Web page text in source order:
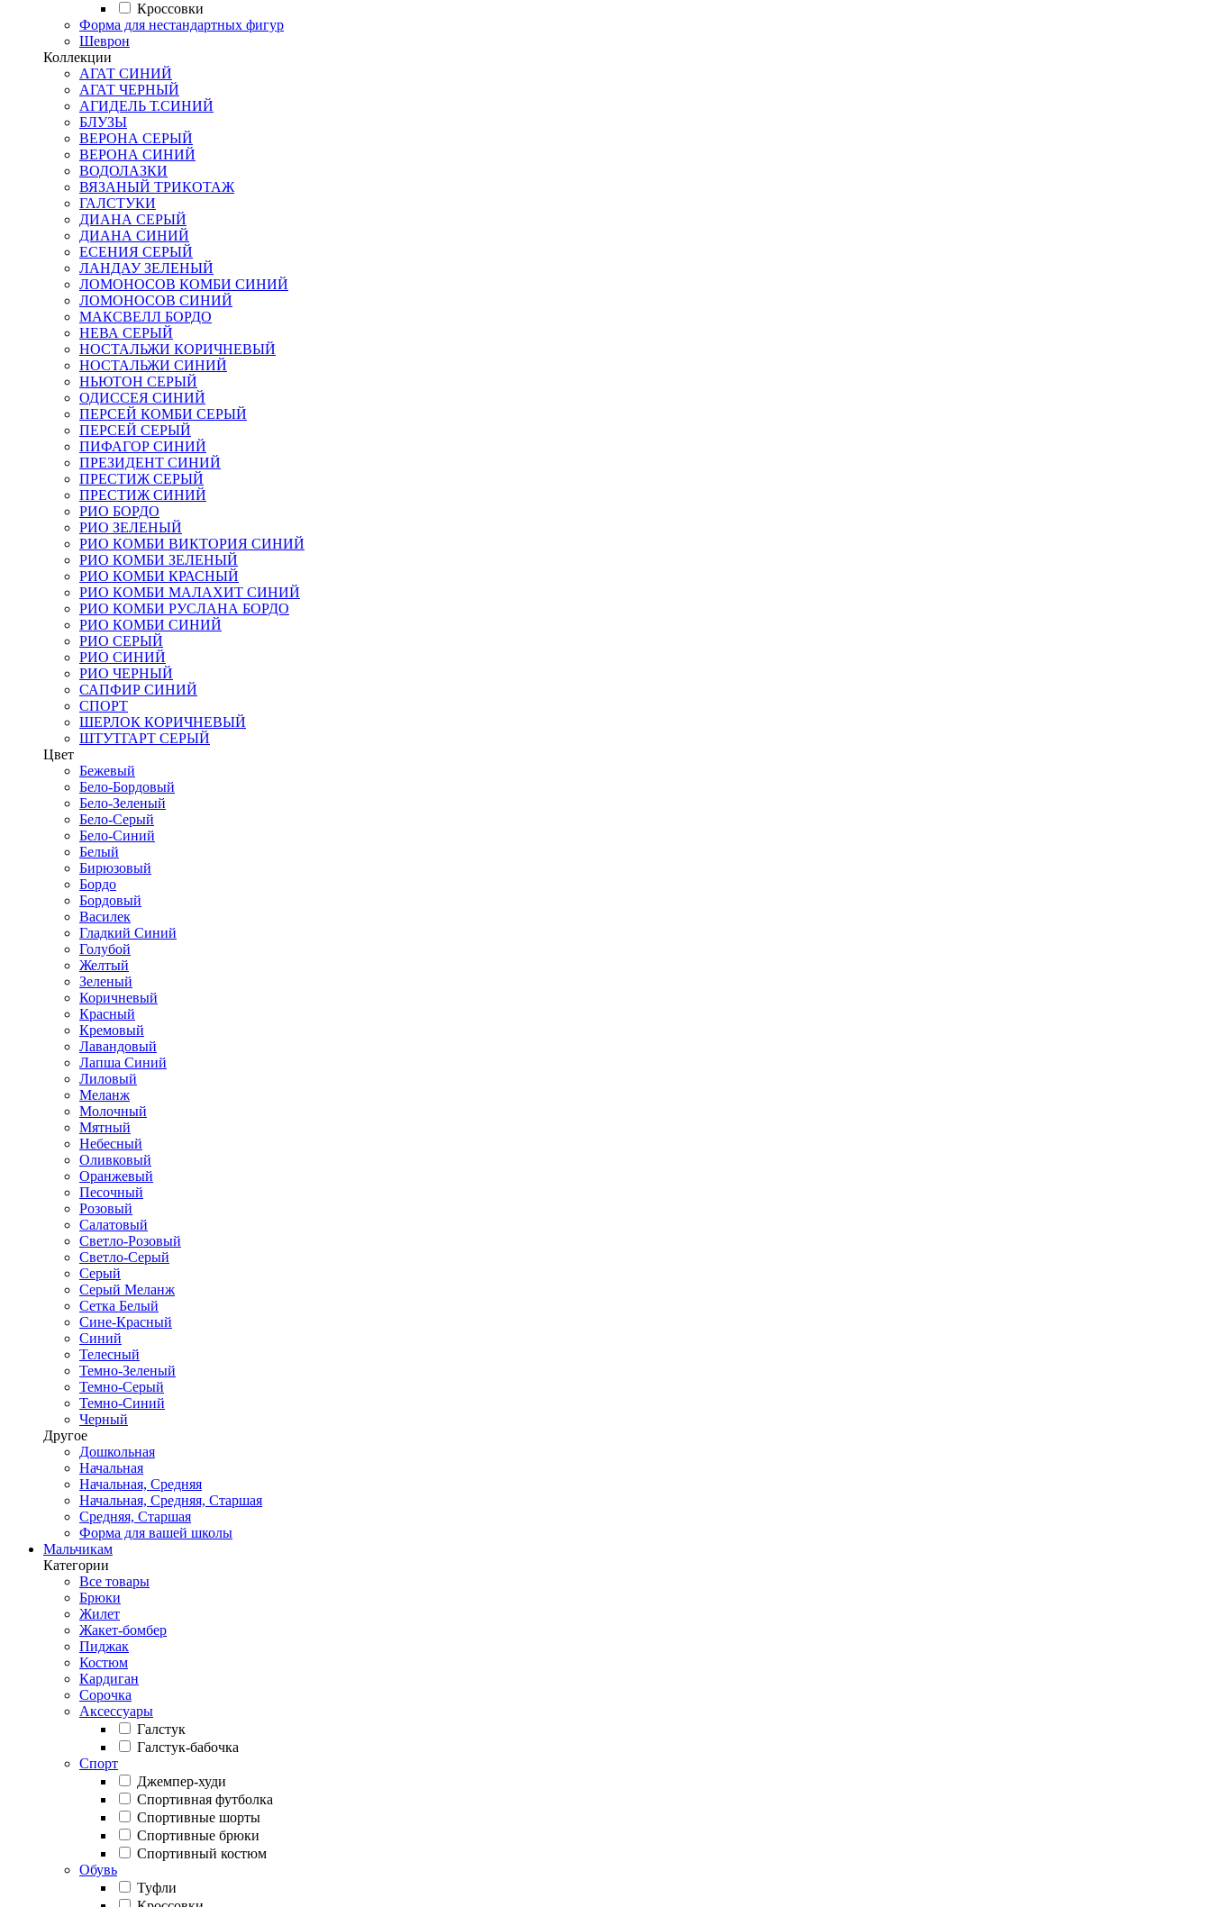
Кроссовки
Форма для нестандартных фигур
Шеврон
Коллекции
АГАТ СИНИЙ
АГАТ ЧЕРНЫЙ
АГИДЕЛЬ Т.СИНИЙ
БЛУЗЫ
ВЕРОНА СЕРЫЙ
ВЕРОНА СИНИЙ
ВОДОЛАЗКИ
ВЯЗАНЫЙ ТРИКОТАЖ
ГАЛСТУКИ
ДИАНА СЕРЫЙ
ДИАНА СИНИЙ
ЕСЕНИЯ СЕРЫЙ
ЛАНДАУ ЗЕЛЕНЫЙ
ЛОМОНОСОВ КОМБИ СИНИЙ
ЛОМОНОСОВ СИНИЙ
МАКСВЕЛЛ БОРДО
НЕВА СЕРЫЙ
НОСТАЛЬЖИ КОРИЧНЕВЫЙ
НОСТАЛЬЖИ СИНИЙ
НЬЮТОН СЕРЫЙ
ОДИССЕЯ СИНИЙ
ПЕРСЕЙ КОМБИ СЕРЫЙ
ПЕРСЕЙ СЕРЫЙ
ПИФАГОР СИНИЙ
ПРЕЗИДЕНТ СИНИЙ
ПРЕСТИЖ СЕРЫЙ
ПРЕСТИЖ СИНИЙ
РИО БОРДО
РИО ЗЕЛЕНЫЙ
РИО КОМБИ ВИКТОРИЯ СИНИЙ
РИО КОМБИ ЗЕЛЕНЫЙ
РИО КОМБИ КРАСНЫЙ
РИО КОМБИ МАЛАХИТ СИНИЙ
РИО КОМБИ РУСЛАНА БОРДО
РИО КОМБИ СИНИЙ
РИО СЕРЫЙ
РИО СИНИЙ
РИО ЧЕРНЫЙ
САПФИР СИНИЙ
СПОРТ
ШЕРЛОК КОРИЧНЕВЫЙ
ШТУТГАРТ СЕРЫЙ
Цвет
Бежевый
Бело-Бордовый
Бело-Зеленый
Бело-Серый
Бело-Синий
Белый
Бирюзовый
Бордо
Бордовый
Василек
Гладкий Синий
Голубой
Желтый
Зеленый
Коричневый
Красный
Кремовый
Лавандовый
Лапша Синий
Лиловый
Меланж
Молочный
Мятный
Небесный
Оливковый
Оранжевый
Песочный
Розовый
Салатовый
Светло-Розовый
Светло-Серый
Серый
Серый Меланж
Сетка Белый
Сине-Красный
Синий
Телесный
Темно-Зеленый
Темно-Серый
Темно-Синий
Черный
Другое
Дошкольная
Начальная
Начальная, Средняя
Начальная, Средняя, Старшая
Средняя, Старшая
Форма для вашей школы
Мальчикам
Категории
Все товары
Брюки
Жилет
Жакет-бомбер
Пиджак
Костюм
Кардиган
Сорочка
Аксессуары
Галстук
Галстук-бабочка
Спорт
Джемпер-худи
Спортивная футболка
Спортивные шорты
Спортивные брюки
Спортивный костюм
Обувь
Туфли